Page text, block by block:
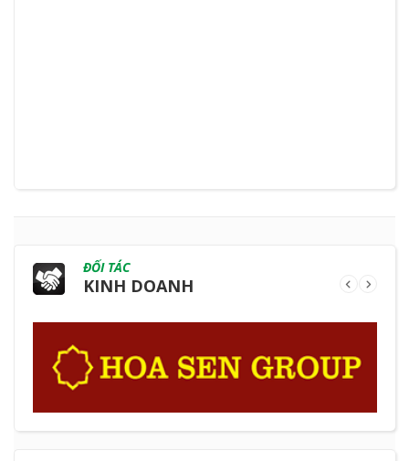
ĐỐI TÁC
KINH DOANH